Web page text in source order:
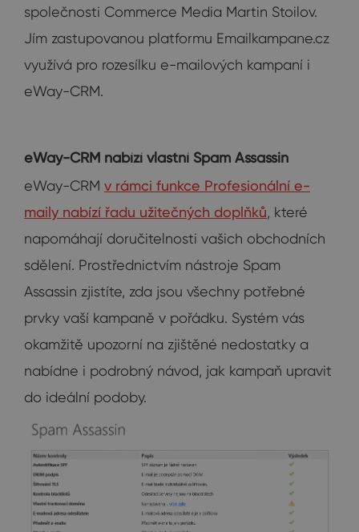
společnosti Commerce Media Martin Stoilov.
Jím zastupovanou platformu Emailkampane.cz
využívá pro rozesílku e-mailových kampaní i
eWay-CRM.
eWay-CRM nabízí vlastní Spam Assassin
eWay-CRM v rámci funkce Profesionální e-
maily nabízí řadu užitečných doplňků, které
napomáhají doručitelnosti vašich obchodních
sdělení. Prostřednictvím nástroje Spam
Assassin zjistíte, zda jsou všechny potřebné
prvky vaší kampaně v pořádku. Systém vás
okamžitě upozorní na zjištěné nedostatky a
nabídne i podrobný návod, jak kampaň upravit
do ideální podoby.